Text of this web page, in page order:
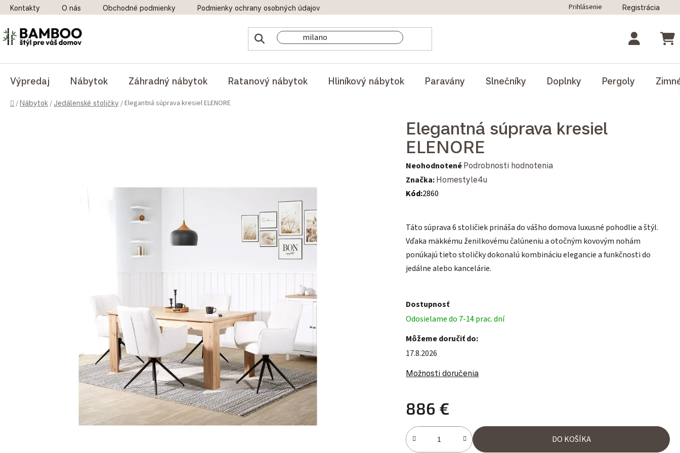
Prejsť na obsah
Kontakty O nás Obchodné podmienky Podmienky ochrany osobných údajov Odstúpenie od zmluvy
Prihlásenie Registrácia
Výpredaj Nábytok Záhradný nábytok Ratanový nábytok Hliníkový nábytok Paravány Slnečníky Doplnky Pergoly
Domov
/Nábytok / Jedálenské stoličky /Elegantná súprava kresiel ELENORE
Elegantná súprava kresiel
ELENORE
Priemerné hodnotenie produktu je 0,0 z 5 hviezdičiek.
Neohodnotené Podrobnosti hodnotenia
Značka: Homestyle4u
Kód:2860
Táto súprava 6 stoličiek prináša do vášho domova luxusné pohodlie a štýl.
Vďaka mäkkému ženilkovému čalúneniu a otočným kovovým nohám
ponúkajú tieto stoličky dokonalú kombináciu elegancie a funkčnosti do
jedálne alebo kancelárie.
Dostupnosť
Odosielame do 7-14 prac. dní
Môžeme doručiť do:
17.8.2026
Možnosti doručenia
886 €
Jednotková cena:
DO KOŠÍKA